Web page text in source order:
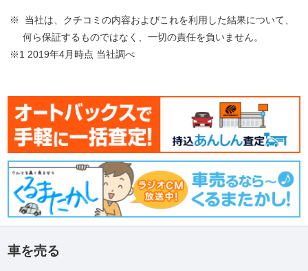
※ 当社は、クチコミの内容およびこれを利用した結果について、
何ら保証するものではなく、一切の責任を負いません。
※1 2019年4月時点 当社調べ
車を売る